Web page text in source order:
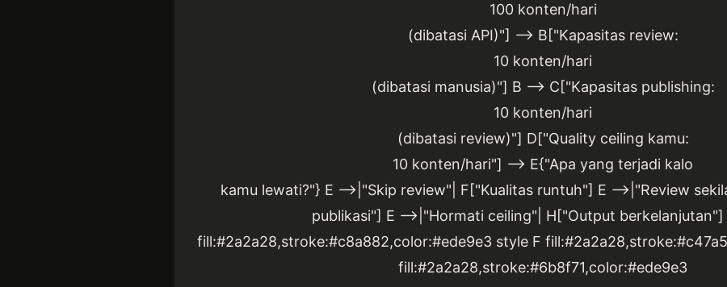
100 konten/hari
(dibatasi API)"] --> B["Kapasitas review:
10 konten/hari
(dibatasi manusia)"] B --> C["Kapasitas publishing:
10 konten/hari
(dibatasi review)"] D["Quality ceiling kamu:
10 konten/hari"] --> E{"Apa yang terjadi kalo
kamu lewati?"} E -->|"Skip review"| F["Kualitas runtuh"] E -->|"Review
publikasi"] E -->|"Hormati ceiling"| H["Output berkelanjutan"]
fill:#2a2a28,stroke:#c8a882,color:#ede9e3 style F
fill:#2a2a28,stroke:#6b8f71,color:#ede9e3